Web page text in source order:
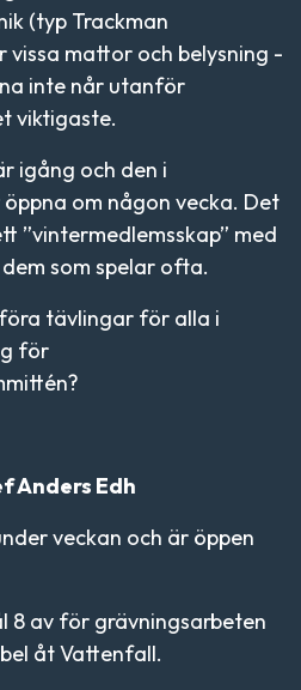
(typ Trackman
mattor och belysning -
inte når utanför
viktigaste.
igång och den i
om någon vecka. Det
”vintermedlemsskap” med
som spelar ofta.
tävlingar för alla i
för
Anders Edh
veckan och är öppen
8 av för grävningsarbeten
kabel åt Vattenfall.